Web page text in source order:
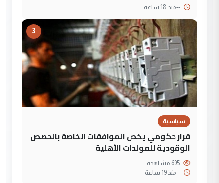
--منذ 18 ساعة
3
سياسية
قرار حكومي يخص الموافقات الخاصة بالحصص
الوقودية للمولدات الأهلية
--منذ 19 ساعة